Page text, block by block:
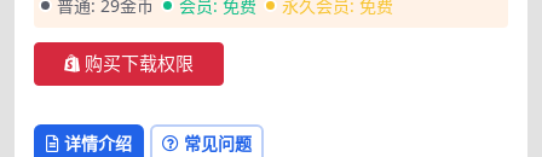
普通: 29金币 会员: 免费 永久会员: 免费
购买下载权限
详情介绍 常见问题